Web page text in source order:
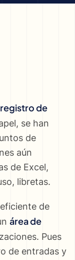
registro de
se han
de
aún
de Excel,
libretas.
de
área de
Pues
de entradas y